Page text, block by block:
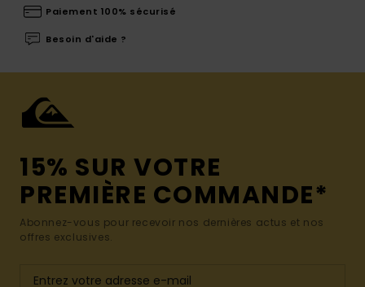
Paiement 100% sécurisé
Besoin d'aide ?
15% SUR VOTRE
PREMIÈRE COMMANDE*
Abonnez-vous pour recevoir nos dernières actus et nos
offres exclusives.